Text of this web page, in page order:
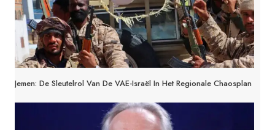
Jemen: De Sleutelrol Van De VAE-Israël In Het Regionale Chaosplan